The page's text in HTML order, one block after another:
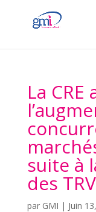
La CRE
suite à
des TRV
par GMI | Juin